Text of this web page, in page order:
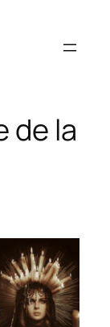
de la